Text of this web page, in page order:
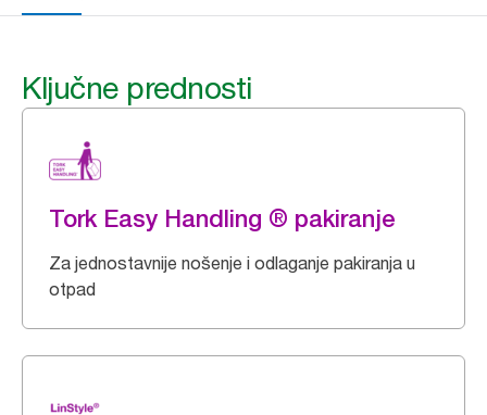
Ključne prednosti
Tork Easy Handling ® pakiranje
Za jednostavnije nošenje i odlaganje pakiranja u
otpad